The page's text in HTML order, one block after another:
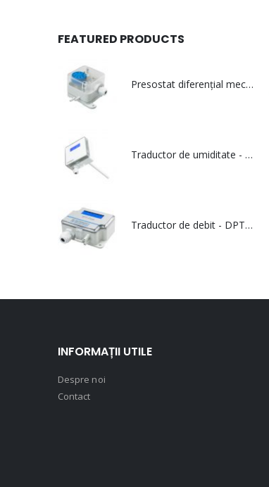
FEATURED PRODUCTS
Presostat diferențial mecanic pentru aer - PS
Traductor de umiditate - RHT Duct
Traductor de debit - DPT Flow
INFORMAȚII UTILE
Despre noi
Contact